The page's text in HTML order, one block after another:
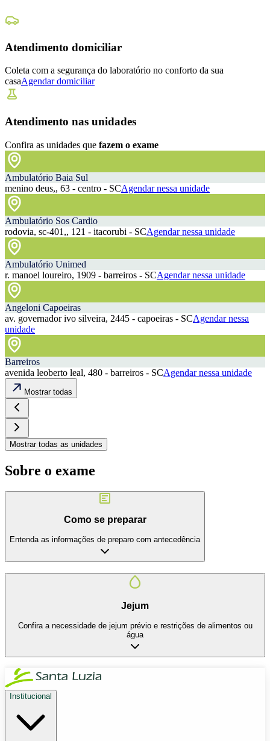
Atendimento domiciliar
Coleta com a segurança do laboratório no conforto da sua
casaAgendar domiciliar
Atendimento nas unidades
Confira as unidades que fazem o exame
Ambulatório Baia Sul
menino deus,, 63 - centro - SCAgendar nessa unidade
Ambulatório Sos Cardio
rodovia, sc-401,, 121 - itacorubi - SCAgendar nessa unidade
Ambulatório Unimed
r. manoel loureiro, 1909 - barreiros - SCAgendar nessa unidade
Angeloni Capoeiras
av. governador ivo silveira, 2445 - capoeiras - SCAgendar nessa
unidade
Barreiros
avenida leoberto leal, 480 - barreiros - SCAgendar nessa unidade
Mostrar todas
Mostrar todas as unidades
Sobre o exame
Como se preparar
Entenda as informações de preparo com antecedência
Jejum
Confira a necessidade de jejum prévio e restrições de alimentos ou
água
Institucional